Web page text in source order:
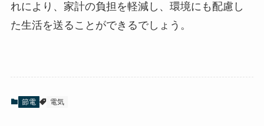
れにより、家計の負担を軽減し、環境にも配慮し
た生活を送ることができるでしょう。
節電 電気